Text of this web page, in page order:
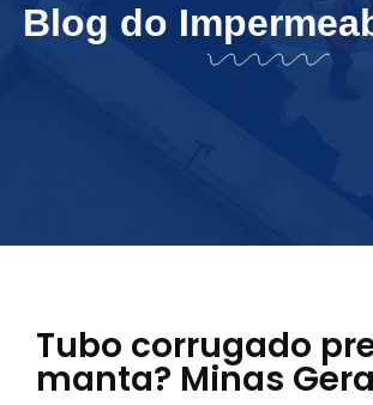
Blog do
Tubo corrugado
manta? Minas